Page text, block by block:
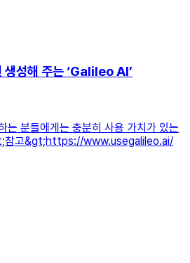
생성해 주는 ‘Galileo AI’
는 분들에게는 충분히 사용 가치가 있는
참고&gt;https://www.usegalileo.ai/